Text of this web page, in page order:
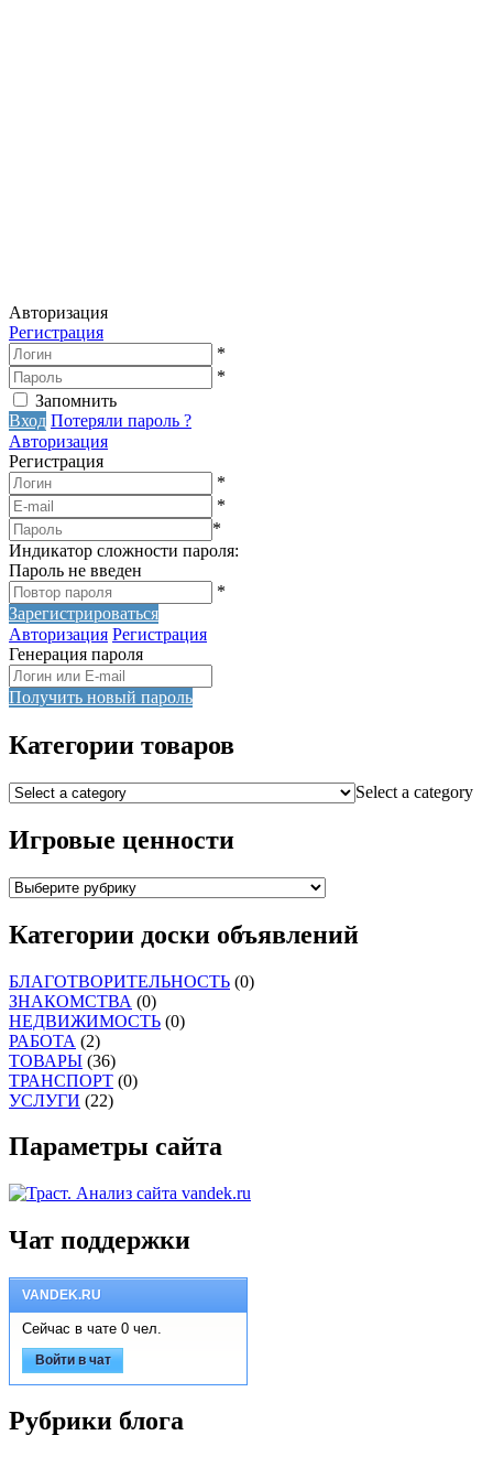
Авторизация
Регистрация
*
*
Запомнить
Вход Потеряли пароль ?
Авторизация
Регистрация
*
*
*
Индикатор сложности пароля:
Пароль не введен
*
Зарегистрироваться
Авторизация Регистрация
Генерация пароля
Получить новый пароль
Категории товаров
Select a category
Игровые ценности
Категории доски объявлений
БЛАГОТВОРИТЕЛЬНОСТЬ (0)
ЗНАКОМСТВА (0)
НЕДВИЖИМОСТЬ (0)
РАБОТА (2)
ТОВАРЫ (36)
ТРАНСПОРТ (0)
УСЛУГИ (22)
Параметры сайта
Чат поддержки
VANDEK.RU
Сейчас в чате 0 чел.
Войти в чат
Рубрики блога